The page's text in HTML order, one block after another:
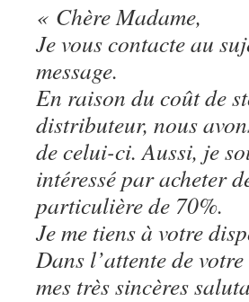
« Chère Madame,
Je vous contacte au
message.
En raison du coût de
distributeur, nous
de celui-ci. Aussi, je
intéressé par acheter
particulière de 70%.
Je me tiens à votre
Dans l’attente de
mes très sincères